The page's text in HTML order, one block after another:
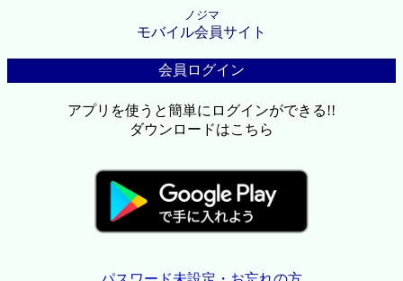
ノジマ
モバイル会員サイト
会員ログイン
アプリを使うと簡単にログインができる!!
ダウンロードはこちら